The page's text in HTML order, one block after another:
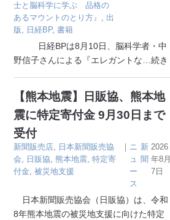
士と脳科学に学ぶ 品格の
あるマウントのとり方』 , 出
版, 日経BP,書籍
日経BPは8月10日、脳科学者・中
野信子さんによる『エレガントな …続き
【熊本地震】日販協、熊本地
震に特定寄付金 9月30日まで
受付
新聞販売店, 日本新聞販売協
会, 日販協, 熊本地震,特定寄
付金,被災地支援
｜ ニ
ュ
ー
ス
新
聞
2026
年8月
7日
日本新聞販売協会（日販協）は、令和
8年熊本地震の被災地支援に向けた特定